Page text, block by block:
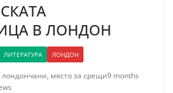
В ЛОНДОН
ЛИТЕРАТУРА ЛОНДОН
лондончани, място за срещи9 months